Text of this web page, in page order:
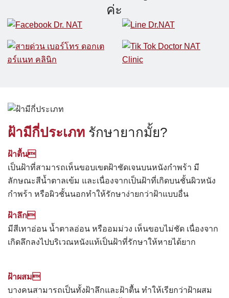
ค่ะ
ฝ้ามีกี่ประเภท รักษายากมั้ย?
ฝ้าตื้น
เป็นฝ้าที่สามารถเห็นขอบเขตฝ้าชัดเจนบนหนังกำพร้า มี
ลักษณะสีน้ำตาลเข้ม และเนื่องจากเป็นฝ้าที่เกิดบนชั้นผิวหนัง
กำพร้า หรือผิวชั้นนอกทำให้รักษาง่ายกว่าฝ้าแบบอื่น
ฝ้าลึก
มีสีเทาอ่อน น้ำตาลอ่อน หรืออมม่วง เห็นขอบไม่ชัด เนื่องจาก
เกิดลึกลงไปบริเวณหนังแท้เป็นฝ้าที่รักษาให้หายได้ยาก
ฝ้าผสม
บางคนสามารถเป็นทั้งฝ้าลึกและฝ้าตื้น ทำให้เรียกว่าฝ้าผสม